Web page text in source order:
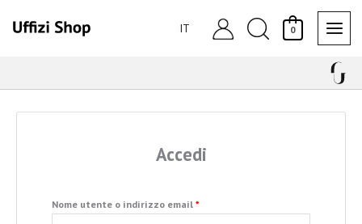
IT Cerca
0
Accedi
Nome utente o indirizzo email*